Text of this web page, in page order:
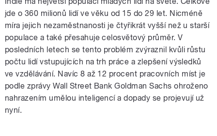
jde o 360 milionů lidí ve věku od 15 do 29 let. Nicméně
míra jejich nezaměstnanosti je čtyřikrát vyšší než u starší
populace a také přesahuje celosvětový průměr. V
posledních letech se tento problém zvýraznil kvůli růstu
počtu lidí vstupujících na trh práce a zlepšení výsledků
ve vzdělávání. Navíc 8 až 12 procent pracovních míst je
podle zprávy Wall Street Bank Goldman Sachs ohroženo
nahrazením umělou inteligencí a dopady se projevují už
nyní.